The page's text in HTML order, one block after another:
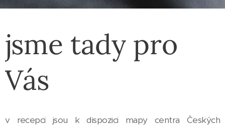
jsme tady pro
Vás
v recepci jsou k dispozici mapy centra Českých